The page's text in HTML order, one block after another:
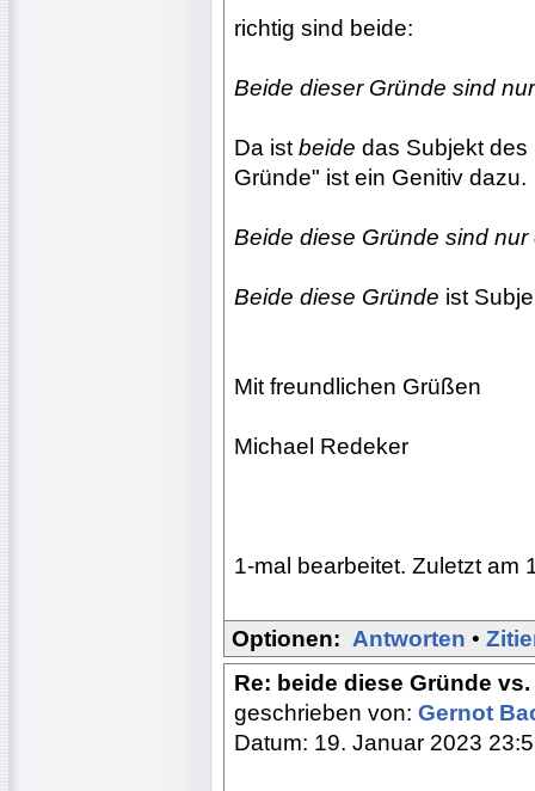
richtig sind beide:
Beide dieserGründe sind
Da ist beide das Subjekt des
Gründe" ist ein Genitiv dazu.
Beide diese Gründe sind
Beide diese Gründe ist
Mit freundlichen Grüßen
Michael Redeker
1-mal bearbeitet. Zuletzt am
Optionen: Antworten •
Re: beide diese Gründe
geschrieben von: Gernot
Datum: 19. Januar 2023